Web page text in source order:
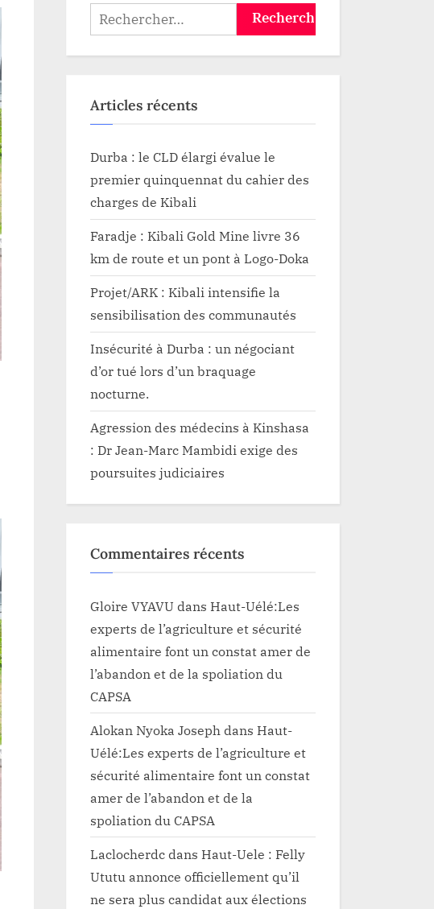
Rechercher :
Articles récents
Durba : le CLD élargi évalue le
premier quinquennat du cahier des
charges de Kibali
Faradje : Kibali Gold Mine livre 36
km de route et un pont à Logo-Doka
Projet/ARK : Kibali intensifie la
sensibilisation des communautés
Insécurité à Durba : un négociant
d’or tué lors d’un braquage
nocturne.
Agression des médecins à Kinshasa
: Dr Jean-Marc Mambidi exige des
poursuites judiciaires
Commentaires récents
Gloire VYAVU dans Haut-Uélé:Les
experts de l’agriculture et sécurité
alimentaire font un constat amer de
l’abandon et de la spoliation du
CAPSA
Alokan Nyoka Joseph dans Haut-
Uélé:Les experts de l’agriculture et
sécurité alimentaire font un constat
amer de l’abandon et de la
spoliation du CAPSA
Laclocherdcdans Haut-Uele : Felly
Ututu annonce officiellement qu’il
ne sera plus candidat aux élections